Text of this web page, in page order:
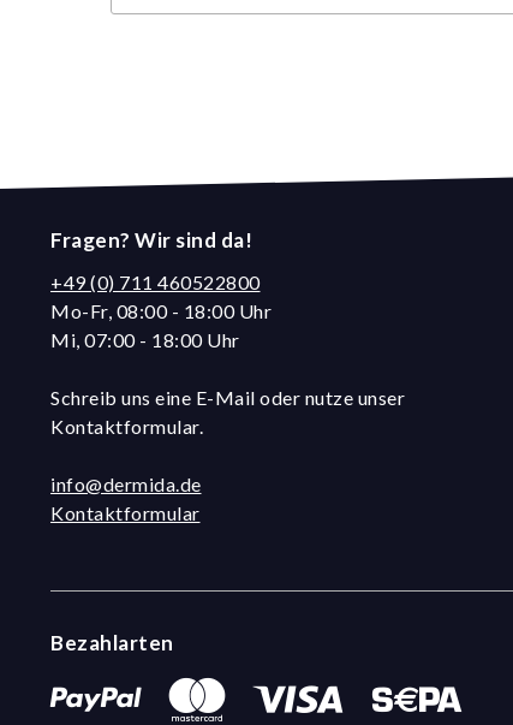
Fragen? Wir sind da!
+49 (0) 711 460522800
Mo-Fr, 08:00 - 18:00 Uhr
Mi, 07:00 - 18:00 Uhr
Schreib uns eine E-Mail oder nutze unser
Kontaktformular.
info@dermida.de
Kontaktformular
Bezahlarten